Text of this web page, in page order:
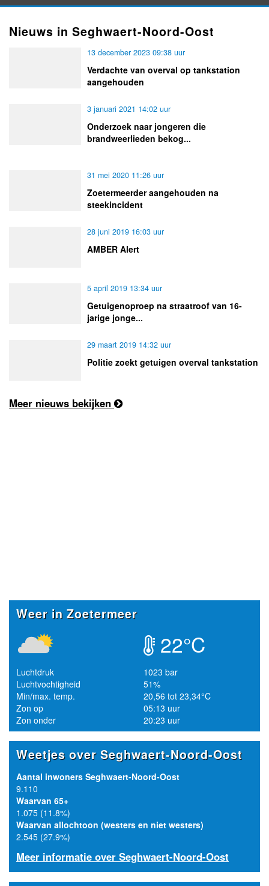
Nieuws in Seghwaert-Noord-Oost
13 december 2023 09:38 uur
Verdachte van overval op tankstation
aangehouden
3 januari 2021 14:02 uur
Onderzoek naar jongeren die
brandweerlieden bekog...
31 mei 2020 11:26 uur
Zoetermeerder aangehouden na
steekincident
28 juni 2019 16:03 uur
AMBER Alert
5 april 2019 13:34 uur
Getuigenoproep na straatroof van 16-
jarige jonge...
29 maart 2019 14:32 uur
Politie zoekt getuigen overval tankstation
Meer nieuws bekijken
Weer in Zoetermeer
22°C
Luchtdruk
1023 bar
Luchtvochtigheid
51%
Min/max. temp.
20,56 tot 23,34°C
Zon op
05:13 uur
Zon onder
20:23 uur
Weetjes over Seghwaert-Noord-Oost
Aantal inwoners Seghwaert-Noord-Oost
9.110
Waarvan 65+
1.075 (11.8%)
Waarvan allochtoon (westers en niet westers)
2.545 (27.9%)
Meer informatie over Seghwaert-Noord-Oost